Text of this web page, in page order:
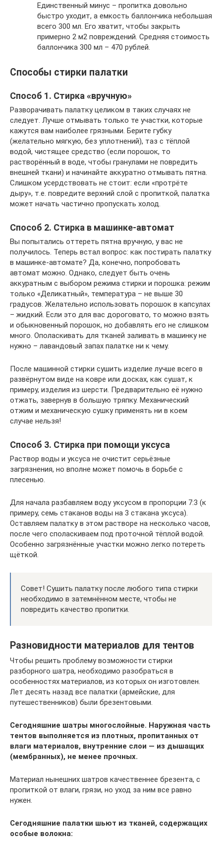
Единственный минус – пропитка довольно
быстро уходит, а емкость баллончика небольшая
всего 300 мл. Его хватит, чтобы закрыть
примерно 2 м2 повреждений. Средняя стоимость
баллончика 300 мл – 470 рублей.
Способы стирки палатки
Способ 1. Стирка «вручную»
Разворачивать палатку целиком в таких случаях не
следует. Лучше отмывать только те участки, которые
кажутся вам наиболее грязными. Берите губку
(желательно мягкую, без уплотнений), таз с тёплой
водой, чистящее средство (если порошок, то
растворённый в воде, чтобы гранулами не повредить
внешней ткани) и начинайте аккуратно отмывать пятна.
Слишком усердствовать не стоит: если «протрёте
дыру», т.е. повредите верхний слой с пропиткой, палатка
может начать частично пропускать холод.
Способ 2. Стирка в машинке-автомат
Вы попытались оттереть пятна вручную, у вас не
получилось. Теперь встал вопрос: как постирать палатку
в машинке-автомате? Да, конечно, попробовать
автомат можно. Однако, следует быть очень
аккуратным с выбором режима стирки и порошка: режим
только «Деликатный», температура – не выше 30
градусов. Желательно использовать порошок в капсулах
– жидкий. Если это для вас дороговато, то можно взять
и обыкновенный порошок, но добавлять его не слишком
много. Ополаскивать для тканей заливать в машинку не
нужно – лавандовый запах палатке ни к чему.
После машинной стирки сушить изделие лучше всего в
развёрнутом виде на ковре или досках, как сушат, к
примеру, изделия из шерсти. Предварительно её нужно
отжать, завернув в большую тряпку. Механический
отжим и механическую сушку применять ни в коем
случае нельзя!
Способ 3. Стирка при помощи уксуса
Раствор воды и уксуса не очистит серьёзные
загрязнения, но вполне может помочь в борьбе с
плесенью.
Для начала разбавляем воду уксусом в пропорции 7:3 (к
примеру, семь стаканов воды на 3 стакана уксуса).
Оставляем палатку в этом растворе на несколько часов,
после чего споласкиваем под проточной тёплой водой.
Особенно загрязнённые участки можно легко потереть
щёткой.
Совет! Сушить палатку после любого типа стирки
необходимо в затемнённом месте, чтобы не
повредить качество пропитки.
Разновидности материалов для тентов
Чтобы решить проблему возможности стирки
разборного шатра, необходимо разобраться в
особенностях материалов, из которых он изготовлен.
Лет десять назад все палатки (армейские, для
путешественников) были брезентовыми.
Сегодняшние шатры многослойные. Наружная часть
тентов выполняется из плотных, пропитанных от
влаги материалов, внутренние слои — из дышащих
(мембранных), не менее прочных.
Материал нынешних шатров качественнее брезента, с
пропиткой от влаги, грязи, но уход за ним все равно
нужен.
Сегодняшние палатки шьют из тканей, содержащих
особые волокна: